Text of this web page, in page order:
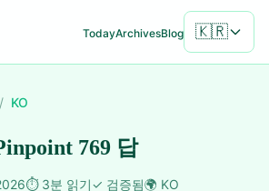
TodayArchivesBlog 🇰🇷
/ KO
769 답
⏱️ 3분 읽기✓ 검증됨🌍 KO